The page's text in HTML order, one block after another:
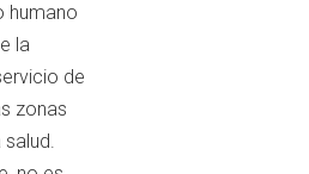
humano
la
de
zonas